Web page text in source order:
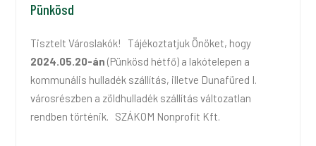
Pünkösd
Tisztelt Városlakók! Tájékoztatjuk Önöket, hogy
2024.05.20-án (Pünkösd hétfő) a lakótelepen a
kommunális hulladék szállítás, illetve Dunafüred I.
városrészben a zöldhulladék szállítás változatlan
rendben történik. SZÁKOM Nonprofit Kft.